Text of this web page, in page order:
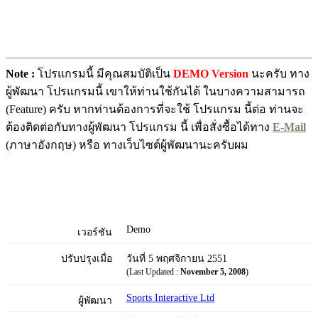
Note : โปรแกรมนี้ มีคุณสมบัติเป็น DEMO Version นะครับ ทาง
ผู้พัฒนา โปรแกรมนี้ เขาให้ท่านใช้กันได้ ในบางความสามารถ
(Feature) ครับ หากท่านต้องการที่จะใช้ โปรแกรม นี้ต่อ ท่านจะ
ต้องติดต่อกับทางผู้พัฒนา โปรแกรม นี้ เพื่อสั่งซื้อได้ทาง E-Mail
(ภาษาอังกฤษ) หรือ ทางเว็บไซต์ผู้พัฒนานะครับผม
เวอร์ชัน Demo
ปรับปรุงเมื่อ วันที่ 5 พฤศจิกายน 2551
(Last Updated : November 5, 2008)
ผู้พัฒนา Sports Interactive Ltd